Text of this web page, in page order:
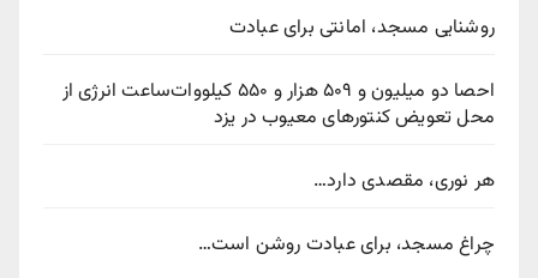
روشنایی مسجد، امانتی برای عبادت
احصا دو میلیون و ۵۰۹ هزار و ۵۵۰ کیلووات‌ساعت انرژی از
محل تعویض کنتورهای معیوب در یزد
هر نوری، مقصدی دارد…
چراغ مسجد، برای عبادت روشن است…